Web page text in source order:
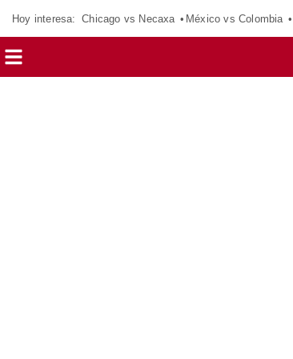
Hoy interesa: Chicago vs Necaxa México vs Colombia